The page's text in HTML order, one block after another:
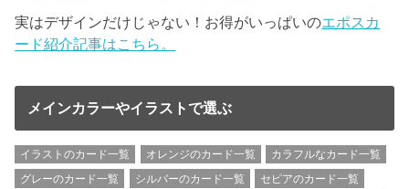
実はデザインだけじゃない！お得がいっぱいのエポスカ
ード紹介記事はこちら。
メインカラーやイラストで選ぶ
イラストのカード一覧 オレンジのカード一覧
カラフルなカード一覧
グレーのカード一覧
シルバーのカード一覧
セピアのカード一覧